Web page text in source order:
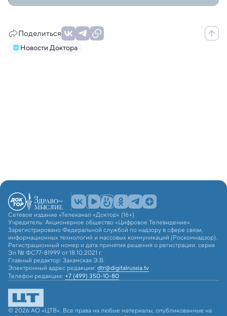
Поделиться
Новости Доктора
Сетевое издание «Телеканал «Доктор» (16+)
Учредитель: Акционерное общество «Цифровое Телевидение».
Зарегистрировано Федеральной службой по надзору в сфере связи,
информационных технологий и массовых коммуникаций (Роскомнадзор).
Регистрационный номер и дата принятия решения о регистрации: серия
Эл № ФС77-81999 от 18.10.2021 г.
Главный редактор: Закамская Э.В.
Электронный адрес редакции: dtr@digitalrussia.tv
Телефон редакции: +7 (499) 350-10-80
© 2026 АО «ЦТВ». Все права на любые материалы, опубликованные на